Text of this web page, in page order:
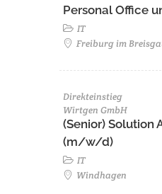
Personal Office
IT
Freiburg im
Direkteinstieg
Wirtgen GmbH
(Senior) Solution
(m/w/d)
IT
Windhagen